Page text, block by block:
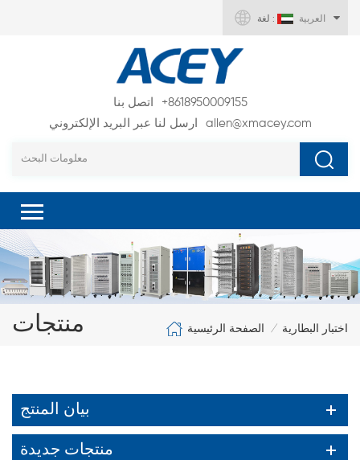
لغة : العربية
اتصل بنا
+8618950009155
ارسل لنا عبر البريد الإلكتروني
allen@xmacey.com
منتجات الصفحة الرئيسية / اختبار البطارية
بيان المنتج
منتجات جديدة